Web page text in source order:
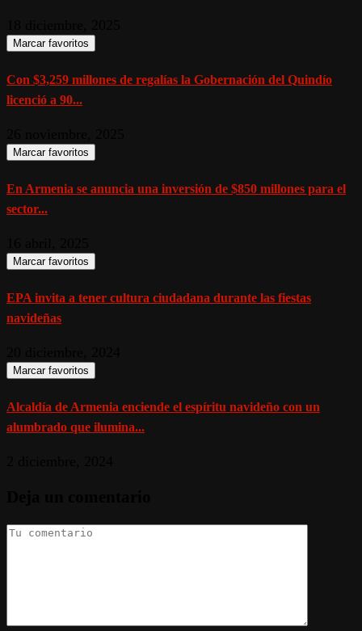
Marcar favoritos
Con $3,259 millones de regalías la Gobernación del Quindío
licenció a 90...
Marcar favoritos
En Armenia se anuncia una inversión de $850 millones para el
sector...
Marcar favoritos
EPA invita a tener cultura ciudadana durante las fiestas
navideñas
Marcar favoritos
Alcaldía de Armenia enciende el espíritu navideño con un
alumbrado que ilumina...